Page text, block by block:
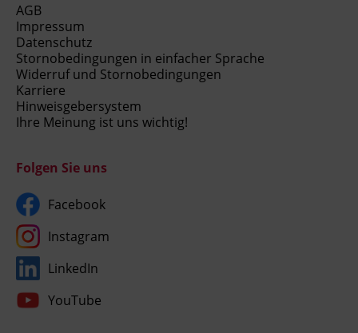
AGB
Impressum
Datenschutz
Stornobedingungen in einfacher Sprache
Widerruf und Stornobedingungen
Karriere
Hinweisgebersystem
Ihre Meinung ist uns wichtig!
Folgen Sie uns
Facebook
Instagram
LinkedIn
YouTube